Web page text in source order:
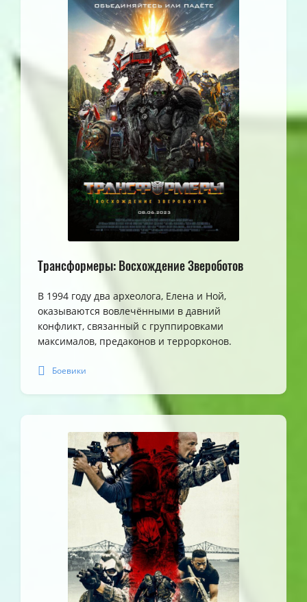
Трансформеры: Восхождение Звероботов
В 1994 году два археолога, Елена и Ной,
оказываются вовлечёнными в давний
конфликт, связанный с группировками
максималов, предаконов и террорконов.
Боевики